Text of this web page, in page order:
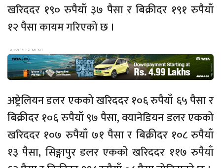
खरिददर १९० रुपैयाँ ३७ पैसा र बिक्रीदर १९१ रुपैयाँ
१२ पैसा कायम गरिएको छ ।
अष्ट्रेलियन डलर एकको खरिददर १०६ रुपैयाँ ६५ पैसा र
बिक्रीदर १०६ रुपैयाँ ९७ पैसा, क्यानेडियन डलर एकको
खरिददर १०७ रुपैयाँ ७१ पैसा र बिक्रीदर १०८ रुपैयाँ
१३ पैसा, सिङ्गापुर डलर एकको खरिददर ११७ रुपैयाँ